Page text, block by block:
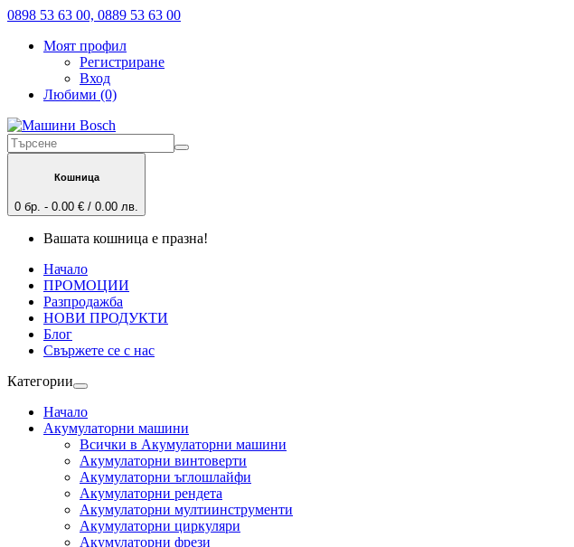
0898 53 63 00, 0889 53 63 00
Моят профил
Регистриране
Вход
Любими (0)
Кошница
0 бр. - 0.00 € / 0.00 лв.
Вашата кошница е празна!
Начало
ПРОМОЦИИ
Разпродажба
НОВИ ПРОДУКТИ
Блог
Свържете се с нас
Категории
Начало
Акумулаторни машини
Всички в Акумулаторни машини
Акумулаторни винтоверти
Акумулаторни ъглошлайфи
Акумулаторни рендета
Акумулаторни мултиинструменти
Акумулаторни циркуляри
Акумулаторни фрези